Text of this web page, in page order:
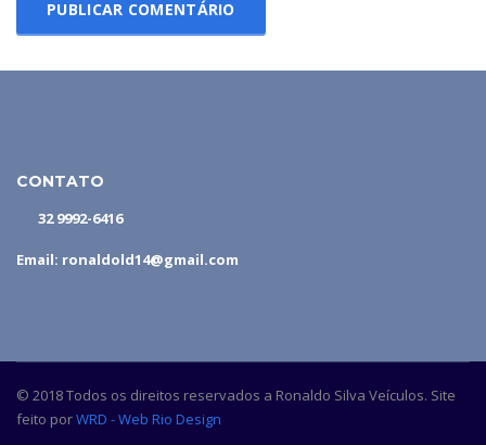
CONTATO
32 9992-6416
Email: ronaldold14@gmail.com
© 2018 Todos os direitos reservados a Ronaldo Silva Veículos. Site
feito porWRD - Web Rio Design